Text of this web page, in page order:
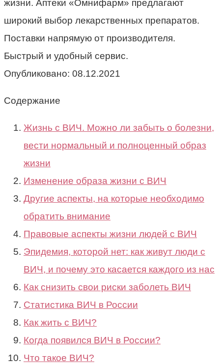
жизни. Аптеки «Омнифарм» предлагают
широкий выбор лекарственных препаратов.
Поставки напрямую от производителя.
Быстрый и удобный сервис.
Опубликовано: 08.12.2021
Содержание
Жизнь с ВИЧ. Можно ли забыть о болезни,
вести нормальный и полноценный образ
жизни
Изменение образа жизни с ВИЧ
Другие аспекты, на которые необходимо
обратить внимание
Правовые аспекты жизни людей с ВИЧ
Эпидемия, которой нет: как живут люди с
ВИЧ, и почему это касается каждого из нас
Как снизить свои риски заболеть ВИЧ
Статистика ВИЧ в России
Как жить с ВИЧ?
Когда появился ВИЧ в России?
Что такое ВИЧ?